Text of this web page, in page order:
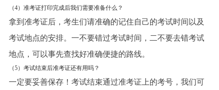
（4）准考证打印完成后我们需要准备什么？
拿到准考证后，考生们请准确的记住自己的考试时间以及
考试地点的安排。一不要错过考试时间，二不要去错考试
地点，可以事先查找好准确便捷的路线。
（5）考试结束后准考证还有用吗？
一定要妥善保存！考试结束通过准考证上的考号，我们可